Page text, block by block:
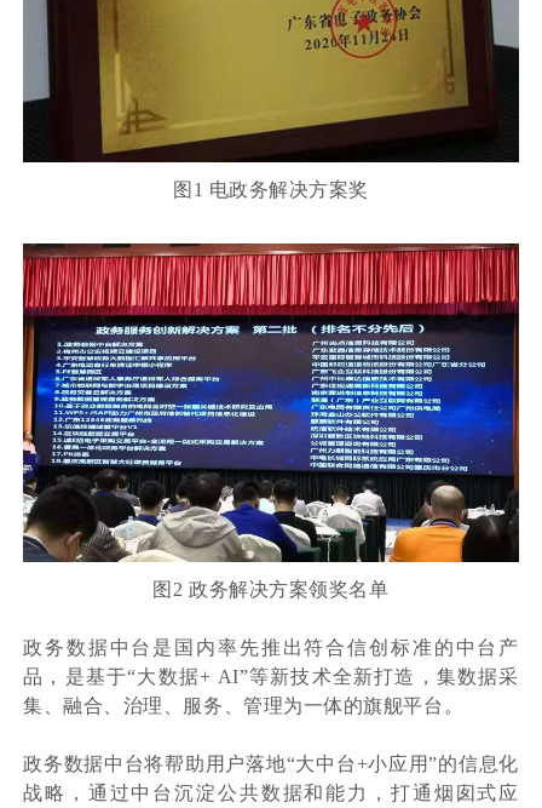
图1 电政务解决方案奖
图2 政务解决方案领奖名单
政务数据中台是国内率先推出符合信创标准的中台产
品，是基于“大数据+ AI”等新技术全新打造，集数据采
集、融合、治理、服务、管理为一体的旗舰平台。
政务数据中台将帮助用户落地“大中台+小应用”的信息化
战略，通过中台沉淀公共数据和能力，打通烟囱式应